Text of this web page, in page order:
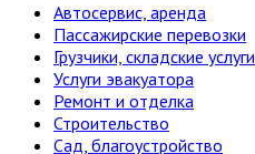
Автосервис, аренда
Пассажирские перевозки
Грузчики, складские услуги
Услуги эвакуатора
Ремонт и отделка
Строительство
Сад, благоустройство